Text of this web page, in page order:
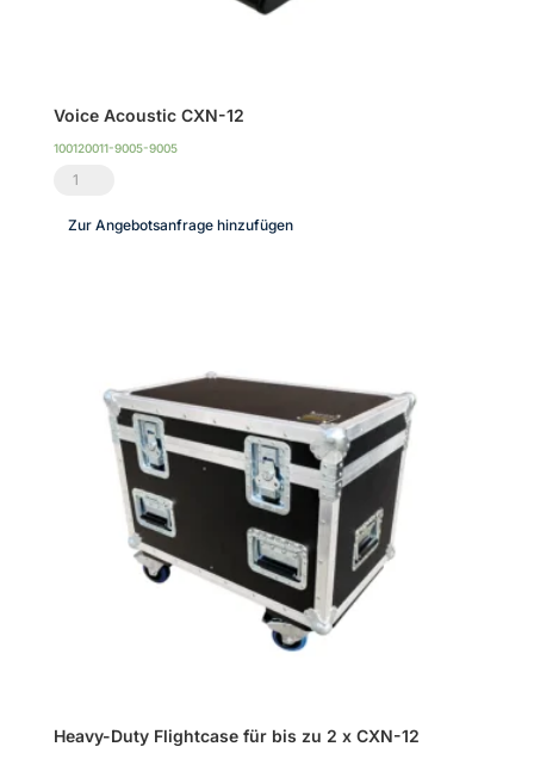
Voice Acoustic CXN-12
100120011-9005-9005
Voice
Zur Angebotsanfrage hinzufügen
Heavy-Duty Flightcase für bis zu 2 x CXN-12